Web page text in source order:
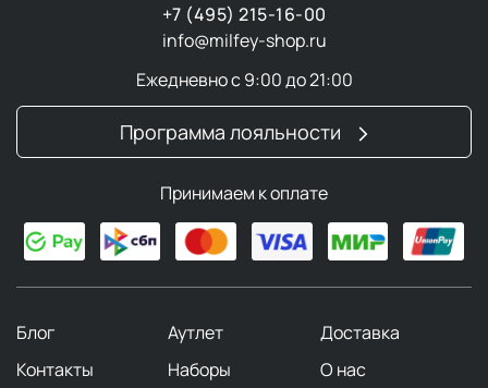
+7 (495) 215-16-00
info@milfey-shop.ru
Ежедневно с 9:00 до 21:00
Программа лояльности
Принимаем к оплате
Блог Аутлет
Доставка
Контакты
Наборы О нас